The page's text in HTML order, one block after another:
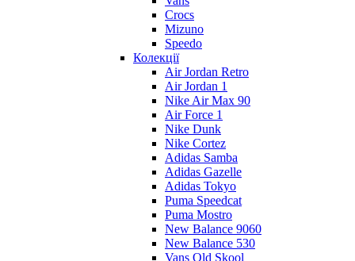
Crocs
Mizuno
Speedo
Колекції
Air Jordan Retro
Air Jordan 1
Nike Air Max 90
Air Force 1
Nike Dunk
Nike Cortez
Adidas Samba
Adidas Gazelle
Adidas Tokyo
Puma Speedcat
Puma Mostro
New Balance 9060
New Balance 530
Vans Old Skool